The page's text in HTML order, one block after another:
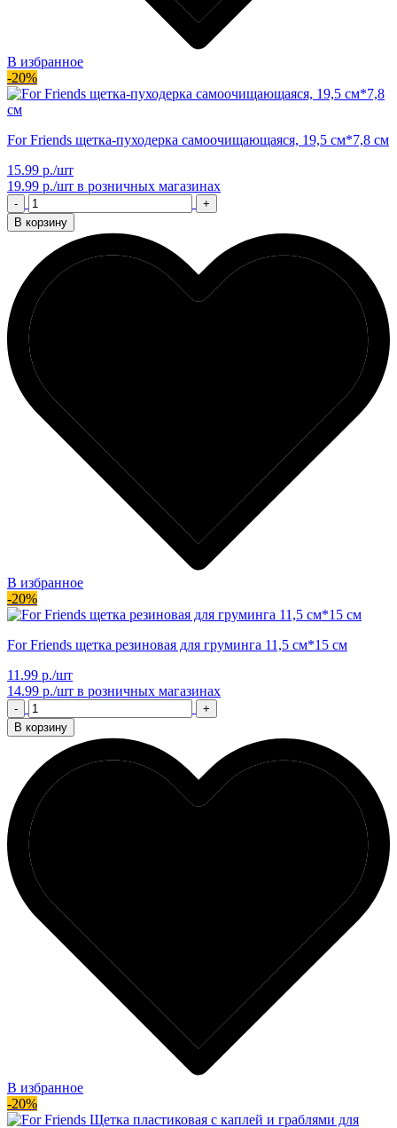
В избранное
-20%
For Friends щетка-пуходерка самоочищающаяся, 19,5 см*7,8 см
15.99 р./шт
19.99 р./шт в розничных магазинах
-
+
В корзину
В избранное
-20%
For Friends щетка резиновая для груминга 11,5 см*15 см
11.99 р./шт
14.99 р./шт в розничных магазинах
-
+
В корзину
В избранное
-20%